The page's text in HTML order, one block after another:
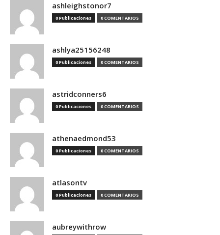
ashleighstonor7
0 Publicaciones 0 COMENTARIOS
ashlya25156248
0 Publicaciones 0 COMENTARIOS
astridconners6
0 Publicaciones 0 COMENTARIOS
athenaedmond53
0 Publicaciones 0 COMENTARIOS
atlasontv
0 Publicaciones 0 COMENTARIOS
aubreywithrow